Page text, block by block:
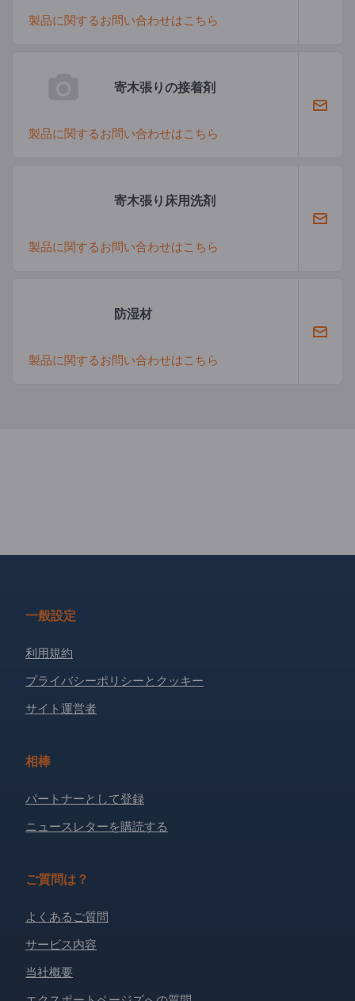
製品に関するお問い合わせはこちら
寄木張りの接着剤
製品に関するお問い合わせはこちら
寄木張り床用洗剤
製品に関するお問い合わせはこちら
防湿材
製品に関するお問い合わせはこちら
一般設定
利用規約
プライバシーポリシーとクッキー
サイト運営者
相棒
パートナーとして登録
ニュースレターを購読する
ご質問は？
よくあるご質問
サービス内容
当社概要